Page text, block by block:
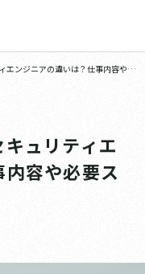
エンジニアの違いは？仕事内容や必
ュリティエ
容や必要ス